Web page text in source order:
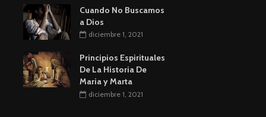
Cuando No Buscamos
a Dios
diciembre 1, 2021
Principios Espirituales
De La Historia De
Maria y Marta
diciembre 1, 2021